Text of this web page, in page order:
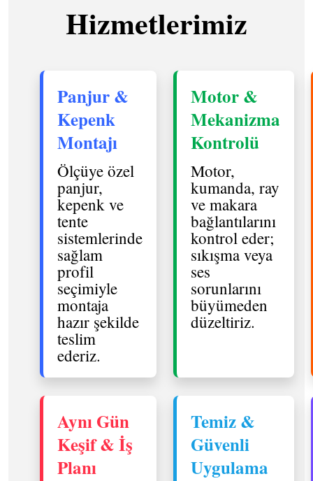
Hizmetlerimiz
Panjur &
Kepenk
Montajı
Ölçüye özel
panjur,
kepenk ve
tente
sistemlerinde
sağlam
profil
seçimiyle
montaja
hazır şekilde
teslim
ederiz.
Motor &
Mekanizma
Kontrolü
Motor,
kumanda, ray
ve makara
bağlantılarını
kontrol eder;
sıkışma veya
ses
sorunlarını
büyümeden
düzeltiriz.
Aynı Gün
Keşif & İş
Planı
Temiz &
Güvenli
Uygulama